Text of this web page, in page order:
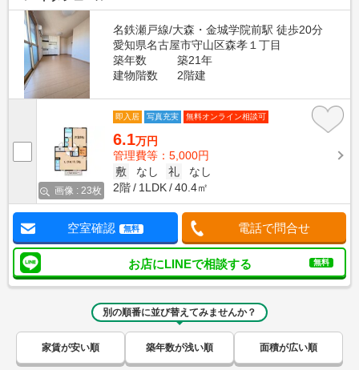
名鉄瀬戸線/大森・金城学院前駅 徒歩20分
愛知県名古屋市守山区森孝１丁目
築年数
築21年
建物階数
2階建
画像 : 23枚
即入居 写真充実 無料オンライン相談可
6.1万円
管理費等：5,000円
敷
なし 礼
なし
2階
1LDK 40.4㎡
空室確認 無料 電話で問合せ
お店にLINEで相談する 無料
別の順番に並び替えてみませんか？
家賃が安い順 築年数が浅い順 面積が広い順